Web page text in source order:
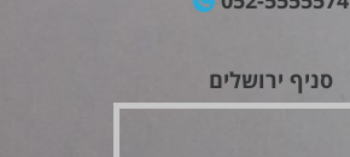
סניף ירושלים